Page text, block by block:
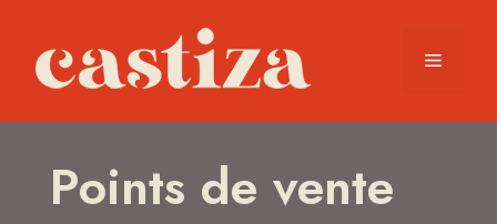
Points de vente